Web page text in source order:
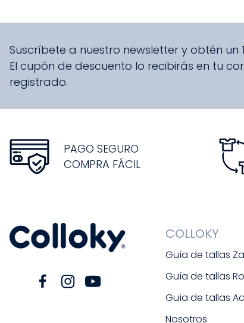
Suscríbete a nuestro newsletter y obtén
El cupón de descuento lo recibirás en tu
registrado.
PAGO SEGURO
COMPRA FÁCIL
COLLOKY
Guía de tallas
Guía de tallas
Guía de tallas
Nosotros